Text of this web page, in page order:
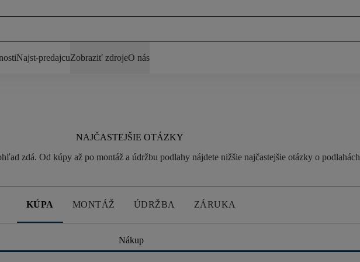
Najst-predajcuZobraziť zdrojeO nás
NAJČASTEJŠIE OTÁZKY
zdá. Od kúpy až po montáž a údržbu podlahy nájdete nižšie najčastejšie otázky o podlahách
KÚPA MONTÁŽ ÚDRŽBA ZÁRUKA
Nákup